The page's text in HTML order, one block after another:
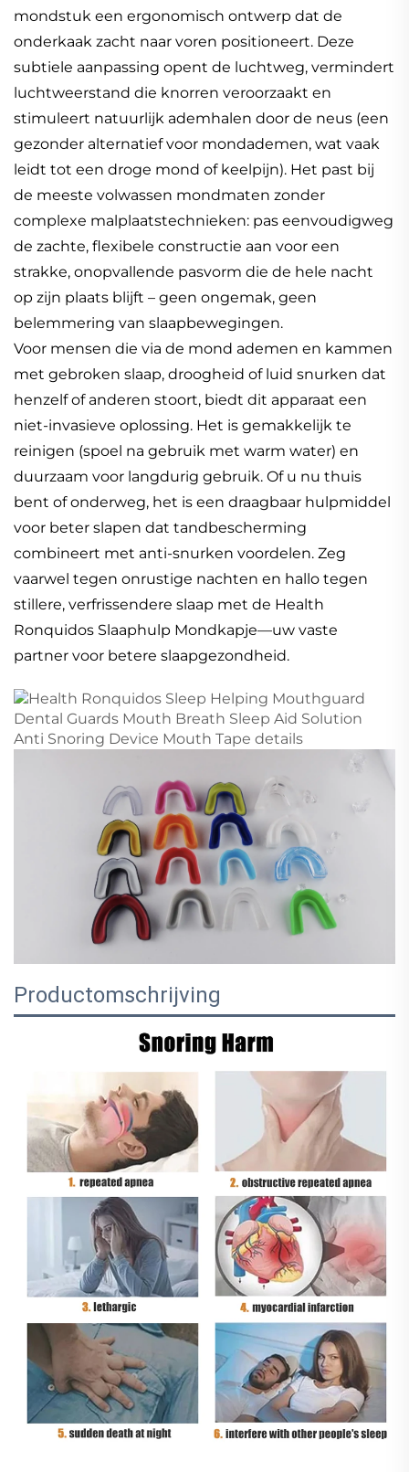
mondstuk een ergonomisch ontwerp dat de
onderkaak zacht naar voren positioneert. Deze
subtiele aanpassing opent de luchtweg, vermindert
luchtweerstand die knorren veroorzaakt en
stimuleert natuurlijk ademhalen door de neus (een
gezonder alternatief voor mondademen, wat vaak
leidt tot een droge mond of keelpijn). Het past bij
de meeste volwassen mondmaten zonder
complexe malplaatstechnieken: pas eenvoudigweg
de zachte, flexibele constructie aan voor een
strakke, onopvallende pasvorm die de hele nacht
op zijn plaats blijft – geen ongemak, geen
belemmering van slaapbewegingen.
Voor mensen die via de mond ademen en kammen
met gebroken slaap, droogheid of luid snurken dat
henzelf of anderen stoort, biedt dit apparaat een
niet-invasieve oplossing. Het is gemakkelijk te
reinigen (spoel na gebruik met warm water) en
duurzaam voor langdurig gebruik. Of u nu thuis
bent of onderweg, het is een draagbaar hulpmiddel
voor beter slapen dat tandbescherming
combineert met anti-snurken voordelen. Zeg
vaarwel tegen onrustige nachten en hallo tegen
stillere, verfrissendere slaap met de Health
Ronquidos Slaaphulp Mondkapje—uw vaste
partner voor betere slaapgezondheid.
Productomschrijving